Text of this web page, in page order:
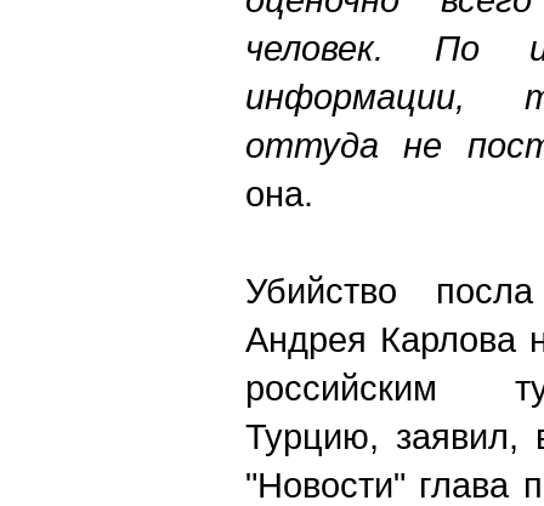
человек. По
информации,
оттуда не
она.
Убийство
Андрея Карлова
российским
Турцию,
"Новости" глава